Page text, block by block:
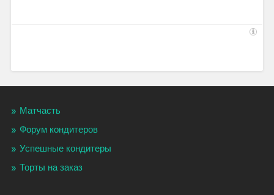
Матчасть
Форум кондитеров
Успешные кондитеры
Торты на заказ